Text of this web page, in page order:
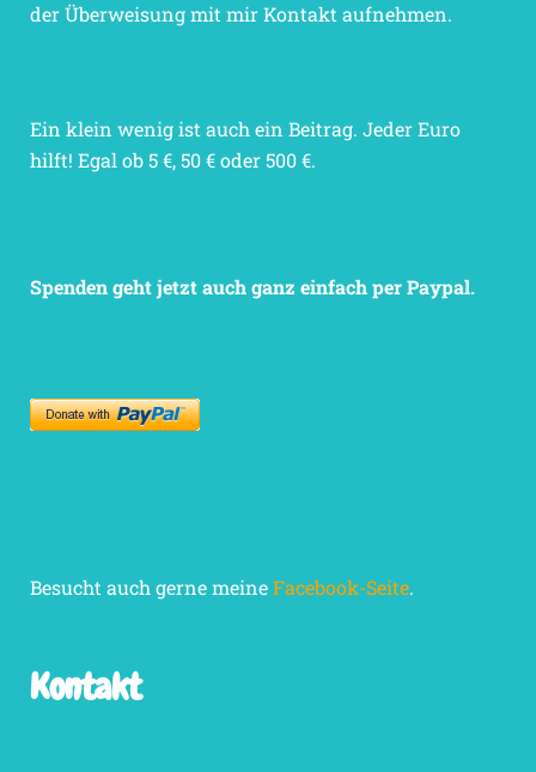
der Überweisung mit mir Kontakt aufnehmen.
Ein klein wenig ist auch ein Beitrag. Jeder Euro
hilft! Egal ob 5 €, 50 € oder 500 €.
Spenden geht jetzt auch ganz einfach per Paypal.
Besucht auch gerne meineFacebook-Seite.
Kontakt